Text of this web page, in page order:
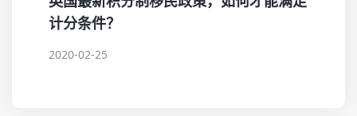
计分条件？
2020-02-25